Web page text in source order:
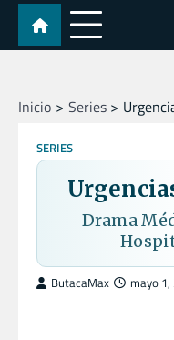
Skip
content
Inicio Series
SERIES
Drama
ButacaMax mayo